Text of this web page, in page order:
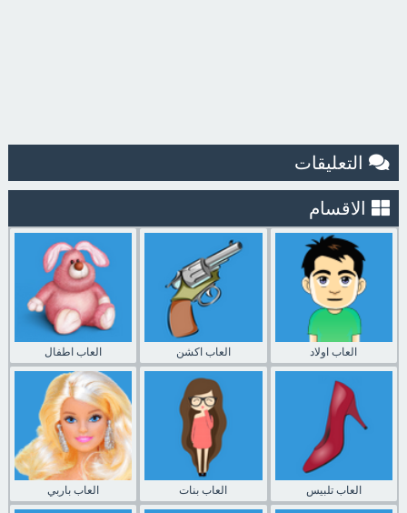
التعليقات
الاقسام
العاب اطفال العاب اكشن العاب اولاد
العاب باربي العاب بنات العاب تلبيس